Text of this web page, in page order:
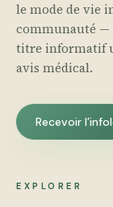
le mode de vie
communauté —
titre informatif
avis médical.
Recevoir
EXPLORER